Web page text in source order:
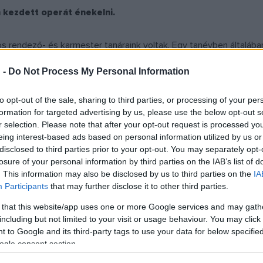
- Do Not Process My Personal Information
opt-out of the sale, sharing to third parties, or processing of your
for targeted advertising by us, please use the below opt-out
selection. Please note that after your opt-out request is processed
interest-based ads based on personal information utilized by us
to third parties prior to your opt-out. You may separately
of your personal information by third parties on the IAB’s list of
This information may also be disclosed by us to third parties on the
Participants that may further disclose it to other third parties.
that this website/app uses one or more Google services and may
but not limited to your visit or usage behaviour. You may
to Google and its third-party tags to use your data for below
consent section.
kezdett operát énekelni.
rendező- és karmester tanáraink voltak. Egy tanévben
például Grazban és Prágában körülbelül harmincszor
eddig repertoárján.
a zene világnapján minden évben
a reneszánsztól kezdve a napjainkban komponált
hála Istennek, vannak ilyenek.